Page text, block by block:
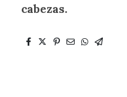
cabezas.